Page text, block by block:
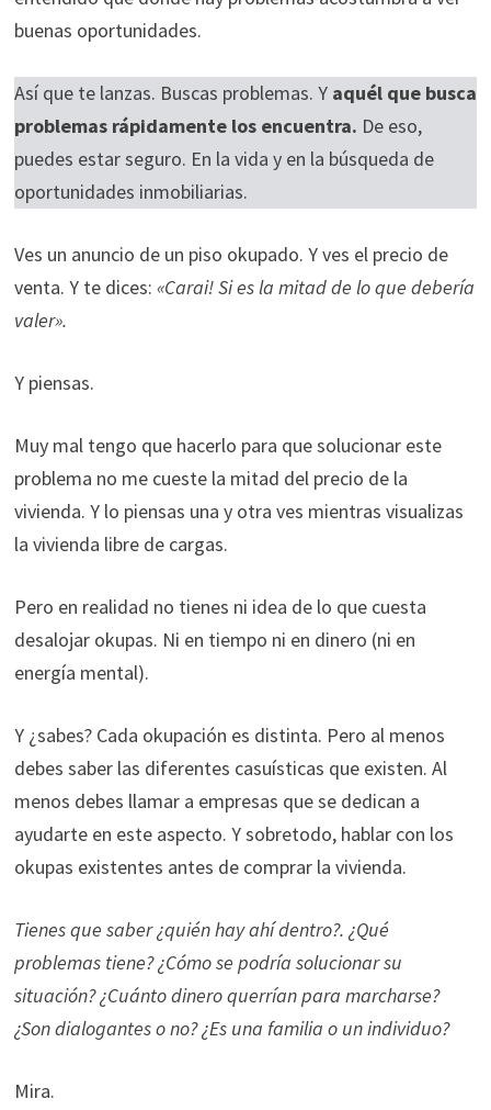
buenas oportunidades.
Así que te lanzas. Buscas problemas. Y aquél que busca
problemas rápidamente los encuentra. De eso,
puedes estar seguro. En la vida y en la búsqueda de
oportunidades inmobiliarias.
Ves un anuncio de un piso okupado. Y ves el precio de
venta. Y te dices: «Carai! Si es la mitad de lo que debería
valer».
Y piensas.
Muy mal tengo que hacerlo para que solucionar este
problema no me cueste la mitad del precio de la
vivienda. Y lo piensas una y otra ves mientras visualizas
la vivienda libre de cargas.
Pero en realidad no tienes ni idea de lo que cuesta
desalojar okupas. Ni en tiempo ni en dinero (ni en
energía mental).
Y ¿sabes? Cada okupación es distinta. Pero al menos
debes saber las diferentes casuísticas que existen. Al
menos debes llamar a empresas que se dedican a
ayudarte en este aspecto. Y sobretodo, hablar con los
okupas existentes antes de comprar la vivienda.
Tienes que saber ¿quién hay ahí dentro?. ¿Qué
problemas tiene? ¿Cómo se podría solucionar su
situación? ¿Cuánto dinero querrían para marcharse?
¿Son dialogantes o no? ¿Es una familia o un individuo?
Mira.